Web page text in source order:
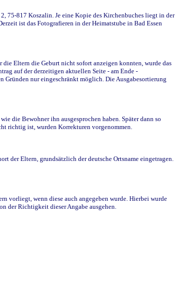
75-817 Koszalin. Je eine Kopie des Kirchenbuches liegt in der
ist das Fotografieren in der Heimatstube in Bad Essen
Eltern die Geburt nicht sofort anzeigen konnten, wurde das
auf der derzeitigen aktuellen Seite - am Ende -
Gründen nur eingeschränkt möglich. Die Ausgabesortierung
die Bewohner ihn ausgesprochen haben. Später dann so
richtig ist, wurden Korrekturen vorgenommen.
der Eltern, grundsätzlich der deutsche Ortsname eingetragen.
vorliegt, wenn diese auch angegeben wurde. Hierbei wurde
der Richtigkeit dieser Angabe ausgehen.